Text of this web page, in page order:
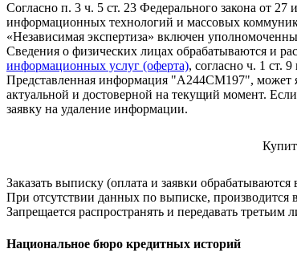
Согласно п. 3 ч. 5 ст. 23 Федерального закона от
информационных технологий и массовых
«Независимая экспертиза» включен
Сведения о физических лицах обрабатываются и
информационных услуг (оферта), согласно ч. 1 ст.
Представленная информация "А244СМ197", может
актуальной и достоверной на текущий момент.
заявку на удаление информации.
Заказать выписку (оплата и заявки
При отсутствии данных по выписке, производится
Запрещается распространять и передавать
Национальное бюро кредитных историй